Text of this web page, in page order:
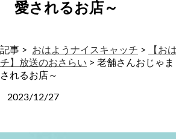
愛されるお店～
記事 > おはようナイスキャッチ >
【お
チ】放送のおさらい > 老舗さんおじゃ
されるお店～
2023/12/27